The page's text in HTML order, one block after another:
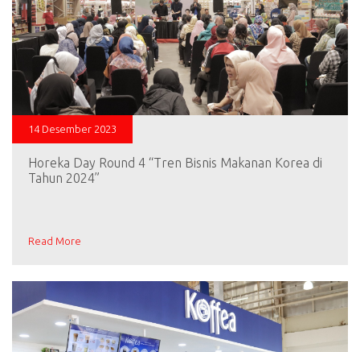
14 Desember 2023
Horeka Day Round 4 “Tren Bisnis Makanan Korea di
Tahun 2024”
Read More